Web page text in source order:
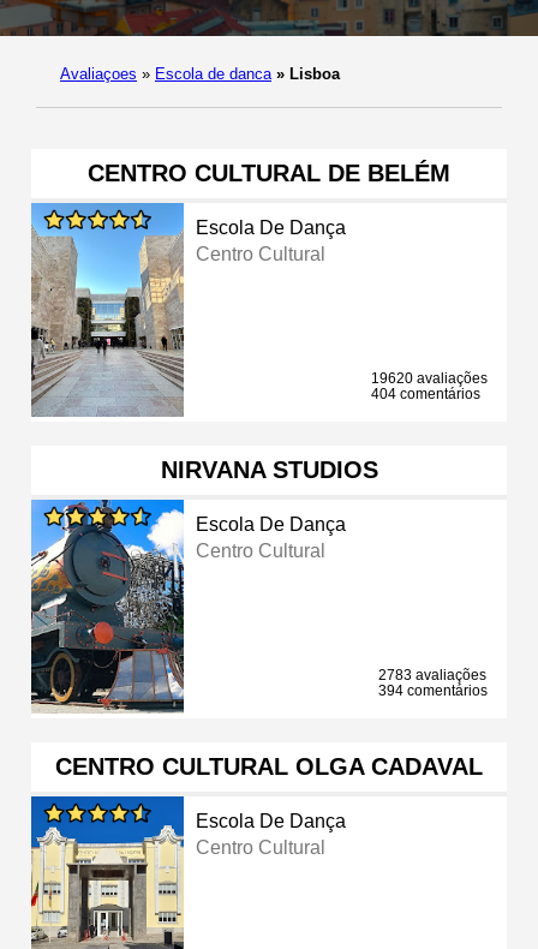
Avaliaçoes » Escola de danca » Lisboa
CENTRO CULTURAL DE BELÉM
Escola De Dança
Centro Cultural
19620 avaliações
404 comentários
NIRVANA STUDIOS
Escola De Dança
Centro Cultural
2783 avaliações
394 comentários
CENTRO CULTURAL OLGA CADAVAL
Escola De Dança
Centro Cultural